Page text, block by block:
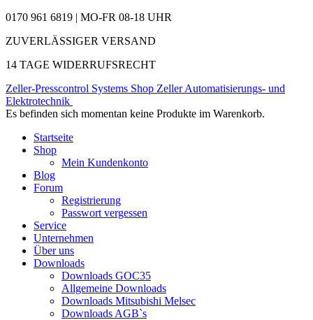
0170 961 6819 | MO-FR 08-18 UHR
ZUVERLÄSSIGER VERSAND
14 TAGE WIDERRUFSRECHT
Zeller-Presscontrol Systems Shop Zeller Automatisierungs- und
Elektrotechnik
Es befinden sich momentan keine Produkte im Warenkorb.
Startseite
Shop
Mein Kundenkonto
Blog
Forum
Registrierung
Passwort vergessen
Service
Unternehmen
Über uns
Downloads
Downloads GOC35
Allgemeine Downloads
Downloads Mitsubishi Melsec
Downloads AGB`s